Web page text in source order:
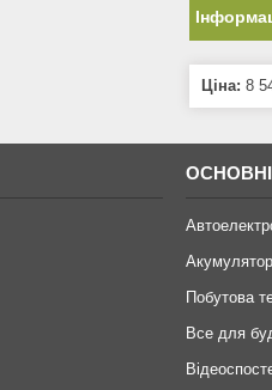
Ціна: 8
Побутова
Все для